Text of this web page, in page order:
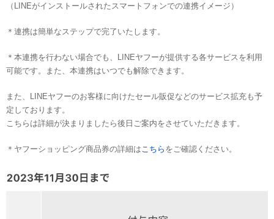
（LINEがインストールされたスマートフォンでの連携イメージ）
＊連携は簡単なステップで完了いたします。
＊本連携を行わない場合でも、LINEヤフーが提供する各サービスを利用
可能です。また、本連携はいつでも解除できます。
また、LINEヤフーのお客様に向けたセール販促などのサービス拡充も予
定しております。
こちらは詳細が決まりましたら後日ご案内をさせていただきます。
＊ヤフーショッピング商品券の詳細は こちら をご確認ください。